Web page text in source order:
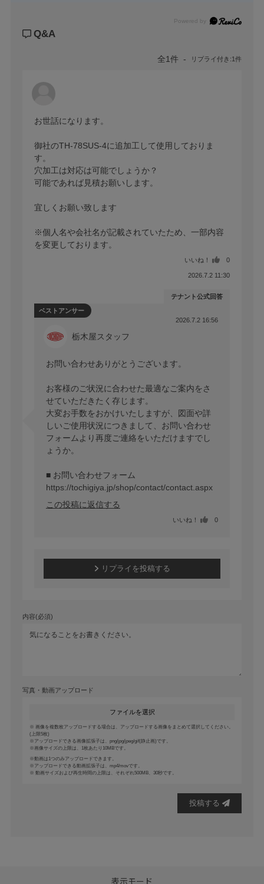
Powered by
Q&A
全1件 リプライ付き:1件
お世話になります。
御社のTH-78SUS-4に追加工して使用しておりま
す。
穴加工は対応は可能でしょうか？
可能であれば見積お願いします。
宜しくお願い致します
※個人名や会社名が記載されていたため、一部内容
を変更しております。
いいね！ 0
2026.7.2 11:30
2026.7.2 16:56
栃木屋スタッフ
お問い合わせありがとうございます。
お客様のご状況に合わせた最適なご案内をさ
せていただきたく存じます。
大変お手数をおかけいたしますが、図面や詳
しいご使用状況につきまして、お問い合わせ
フォームより再度ご連絡をいただけますでし
ょうか。
https://tochigiya.jp/shop/contact/contact.aspx
この投稿に返信する
いいね！ 0
ベストアンサー
テナント公式回答
リプライを投稿する
内容(必須)
写真・動画アップロード
ファイルを選択
画像を複数枚アップロードする場合は、アップロードする画像をまとめて選択してください。
(上限5枚)
アップロードできる画像拡張子は、png/jpg/jpeg/gif(静止画)です。
画像サイズの上限は、1枚あたり10MBです。
動画は1つのみアップロードできます。
アップロードできる動画拡張子は、mp4/movです。
動画サイズおよび再生時間の上限は、それぞれ500MB、30秒です。
投稿する
表示モード